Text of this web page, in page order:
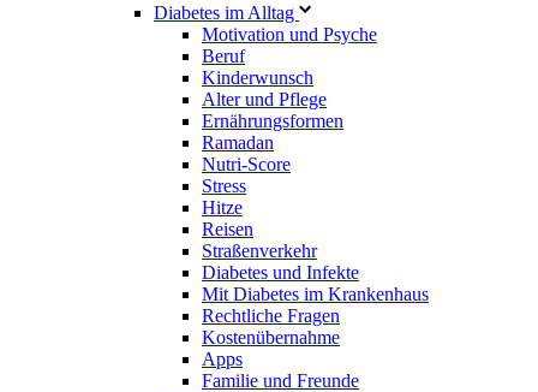
Diabetes im Alltag
Motivation und Psyche
Beruf
Kinderwunsch
Alter und Pflege
Ernährungsformen
Ramadan
Nutri-Score
Stress
Hitze
Reisen
Straßenverkehr
Diabetes und Infekte
Mit Diabetes im Krankenhaus
Rechtliche Fragen
Kostenübernahme
Apps
Familie und Freunde